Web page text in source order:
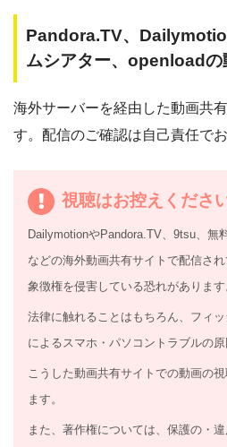
Pandora.TV、
ムシアター、openloadの
海外サーバーを経由した動画共
す。配信のご確認は自己責任でお
視聴はお控えくださ
DailymotionやPandora.TV、9tsu、無
などの海外動画共有サイトで配信さ
象徴権を侵害している恐れがあります
法律に触れることはもちろん、フィ
によるスマホ・パソコントラブルの原
こうした動画共有サイトでの動画の
ます。
また、著作権については、保護の・